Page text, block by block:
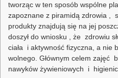
tworząc w ten sposób wspólne
zapoznane z piramidą zdrowia ,
produkty znajdują się na jej
doszył do wniosku , że zdrowiu
ciała i aktywność fizyczna, a nie
wolnego. Głównym celem zajęć
nawyków żywieniowych i